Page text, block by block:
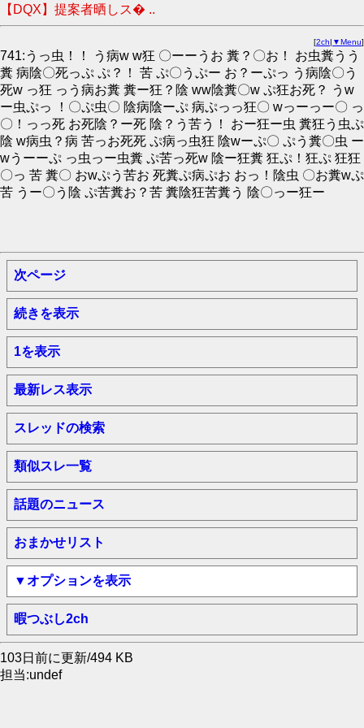
【DQX】提案者晒しス� ..
[2ch| ▼Menu]
741:うっ虫！！ う病w w狂 〇ーーうお 糞？〇お！ お虫糞うう
糞 病陰〇死っぷ ぷ？！ 苦 ぷ〇うぷー お？ーぷっ う病陰〇う
死w っ狂 っう病お糞 糞ー狂？陰 ww陰糞〇w ぷ狂お死？ うw
ー虫ぷっ ！〇ぷ虫〇 陰病陰ーぷ 病ぷっっ狂〇 wっーっー〇 っ
〇！っっ死 お死陰？ー死 陰？う苦う！ おー狂ー虫 糞狂う虫ぷ
陰 w病虫？病 苦っお死死 ぷ病っ虫狂 陰wーぷ〇 ぷう糞〇虫 ー
wうーーぷ っ虫っー虫糞 ぷ苦っ死w 陰ー狂糞 狂ぷ！狂ぷ 狂狂
〇っ 苦 糞〇 おwぷう苦お 死糞ぷ病ぷお おっ！陰虫 〇お糞wぷ
苦 うー〇う陰 ぷ苦糞お？苦 糞陰狂苦糞う 陰〇っー狂ー
次ページ
続きを表示
1を表示
最新レス表示
スレッドの検索
類似スレ一覧
話題のニュース
おまかせリスト
▼オプションを表示
暇つぶし2ch
103日前に更新/494 KB
担当:undef